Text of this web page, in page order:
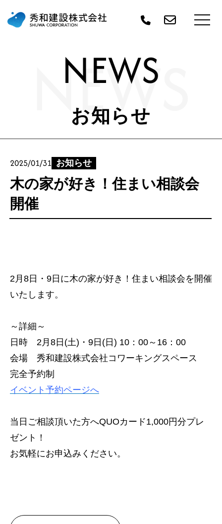
NEWS
NEWS
お知らせ
2025/01/31 お知らせ
木の家が好き！住まい相談会
開催
2月8日・9日に木の家が好き！住まい相談会を開催
いたします。
～詳細～
日時 2月8日(土)・9日(日) 10：00～16：00
会場 秀和建設株式会社コワーキングスペース
完全予約制
イベント予約ページへ
当日ご相談頂いた方へQUOカード1,000円分プレ
ゼント！
お気軽にお申込みください。